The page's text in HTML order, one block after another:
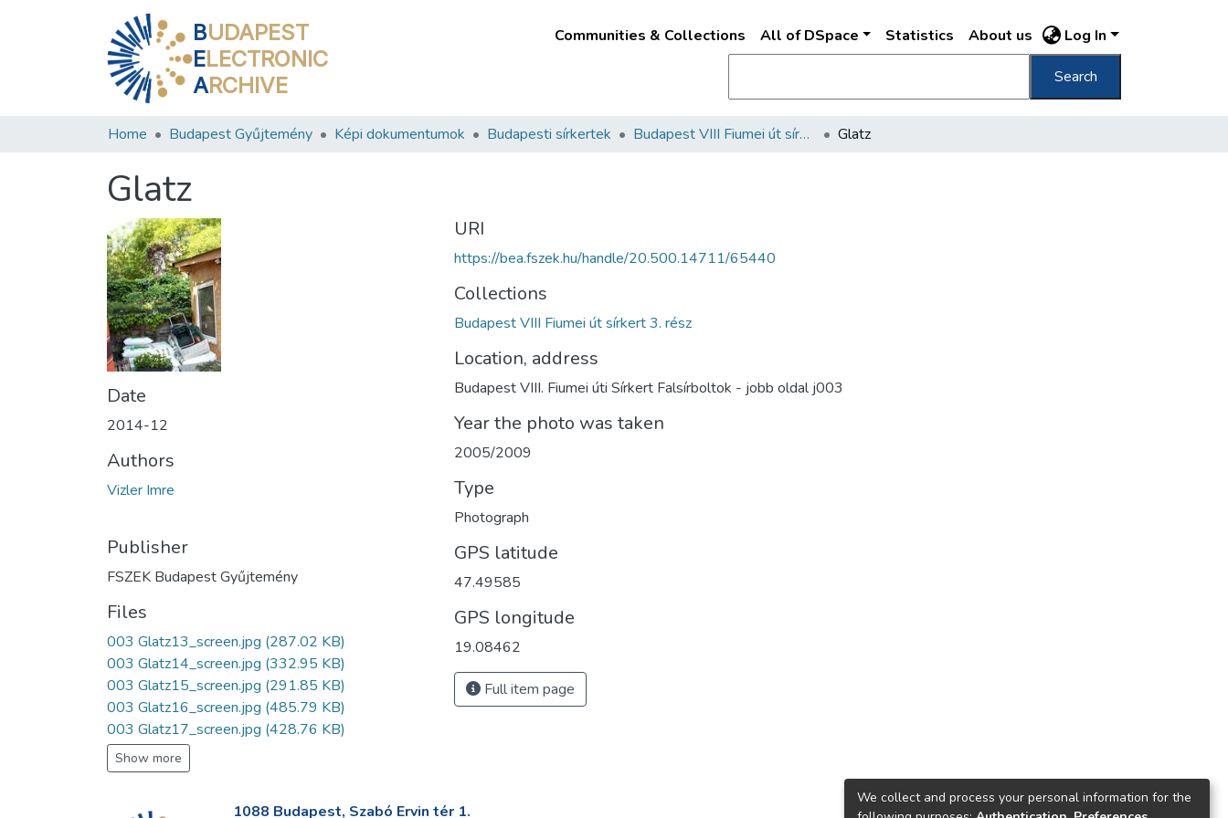
BUDAPEST
ELECTRONIC
ARCHIVE
Communities & Collections All of DSpace Statistics About us Log In
Search
Home Budapest Gyűjtemény Képi dokumentumok Budapesti sírkertek Budapest VIII Fiumei út sírkert 3. rész Glatz
Glatz
Date
2014-12
Authors
Vizler Imre
Publisher
FSZEK Budapest Gyűjtemény
Files
003 Glatz13_screen.jpg (287.02 KB)
003 Glatz14_screen.jpg (332.95 KB)
003 Glatz15_screen.jpg (291.85 KB)
003 Glatz16_screen.jpg (485.79 KB)
003 Glatz17_screen.jpg (428.76 KB)
Show more
URI
https://bea.fszek.hu/handle/20.500.14711/65440
Collections
Budapest VIII Fiumei út sírkert 3. rész
Location, address
Budapest VIII. Fiumei úti Sírkert Falsírboltok - jobb oldal j003
Year the photo was taken
2005/2009
Type
Photograph
GPS latitude
47.49585
GPS longitude
19.08462
Full item page
1088 Budapest, Szabó Ervin tér 1.
We collect and process your personal information for the